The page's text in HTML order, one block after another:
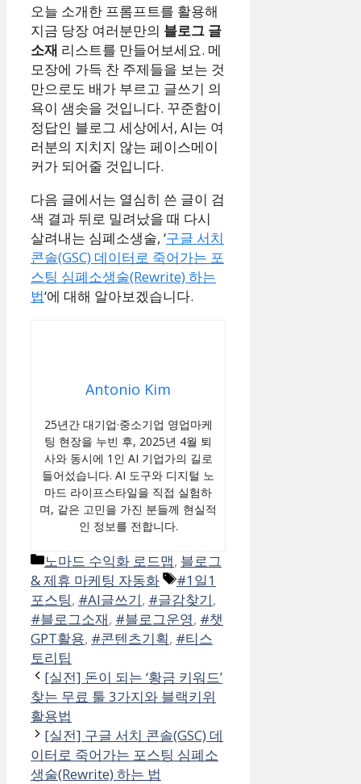
오늘 소개한 프롬프트를 활용해
지금 당장 여러분만의 블로그 글
소재 리스트를 만들어보세요. 메
모장에 가득 찬 주제들을 보는 것
만으로도 배가 부르고 글쓰기 의
욕이 샘솟을 것입니다. 꾸준함이
정답인 블로그 세상에서, AI는 여
러분의 지치지 않는 페이스메이
커가 되어줄 것입니다.
다음 글에서는 열심히 쓴 글이 검
색 결과 뒤로 밀려났을 때 다시
살려내는 심폐소생술, ‘구글 서치
콘솔(GSC) 데이터로 죽어가는 포
스팅 심폐소생술(Rewrite) 하는
법‘에 대해 알아보겠습니다.
Antonio Kim
25년간 대기업·중소기업 영업마케
팅 현장을 누빈 후, 2025년 4월 퇴
사와 동시에 1인 AI 기업가의 길로
들어섰습니다. AI 도구와 디지털 노
마드 라이프스타일을 직접 실험하
며, 같은 고민을 가진 분들께 현실적
인 정보를 전합니다.
카
테
고
리
노마드 수익화 로드맵, 블로그
& 제휴 마케팅 자동화
태
그
#1일1
포스팅, #AI글쓰기, #글감찾기,
#블로그소재, #블로그운영, #챗
GPT활용, #콘텐츠기획, #티스
토리팁
[실전] 돈이 되는 ‘황금 키워드’
찾는 무료 툴 3가지와 블랙키위
활용법
[실전] 구글 서치 콘솔(GSC) 데
이터로 죽어가는 포스팅 심폐소
생술(Rewrite) 하는 법